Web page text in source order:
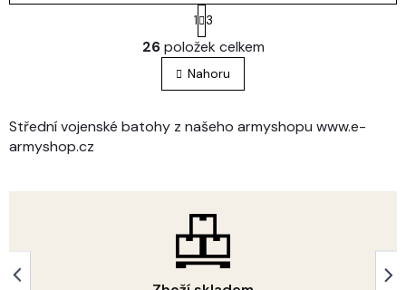
O
v
l
á
a
r
v
k
y
v
S
t
r
á
n
k
v
á
1 3
26položek celkem
Nahoru
Střední vojenské batohy z našeho armyshopu www.e-
armyshop.cz